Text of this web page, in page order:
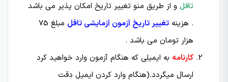
تافلو از طریق منو تغییر تاریخ امکان پذیر می باشد
. هزینه تغییر تاریخ آزمون آزمایشی تافل
مبلغ 75
هزار تومان می باشد .
کارنامه به ایمیلی که هنگام آزمون وارد خواهید کرد
ارسال میگردد.(هنگام وارد کردن ایمیل دقت